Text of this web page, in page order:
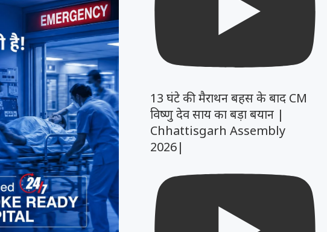
13 घंटे की मैराथन बहस के बाद CM
विष्णु देव साय का बड़ा बयान |
Chhattisgarh Assembly
2026|